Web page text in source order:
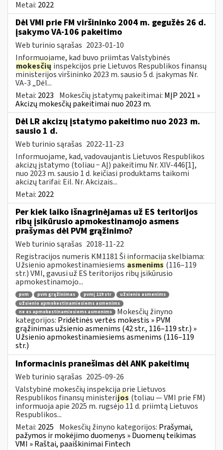
Metai: 2022
Dėl VMI prie FM viršininko 2004 m. gegužės 26 d.
įsakymo VA-106 pakeitimo
Web turinio sąrašas 2023-01-10
Informuojame, kad buvo priimtas Valstybinės
mokesčių inspekcijos prie Lietuvos Respublikos finansų
ministerijos viršininko 2023 m. sausio 5 d. įsakymas Nr.
VA-3 „Dėl...
Metai: 2023 Mokesčių įstatymų pakeitimai: MĮP 2021 »
Akcizų mokesčių pakeitimai nuo 2023 m.
Dėl LR akcizų įstatymo pakeitimo nuo 2023 m.
sausio 1 d.
Web turinio sąrašas 2022-11-23
Informuojame, kad, vadovaujantis Lietuvos Respublikos
akcizų įstatymo (toliau − AĮ) pakeitimu Nr. XIV-446[1],
nuo 2023 m. sausio 1 d. keičiasi produktams taikomi
akcizų tarifai: Eil. Nr. Akcizais...
Metai: 2022
Per kiek laiko išnagrinėjamas už ES teritorijos
ribų įsikūrusio apmokestinamojo asmens
prašymas dėl PVM grąžinimo?
Web turinio sąrašas 2018-11-22
Registracijos numeris KM1181 Ši informacija skelbiama:
Užsienio apmokestinamiesiems asmenims (116–119
str.) VMI, gavusi už ES teritorijos ribų įsikūrusio
apmokestinamojo...
pvm pvm grąžinimas pvmį 119 str
užsienio asmenims
užsienio apmokestinamiesiems asmenims
ne es apmokestinamiesiems asmenims
Mokesčių žinyno
kategorijos: Pridėtinės vertės mokestis » PVM
grąžinimas užsienio asmenims (42 str., 116–119 str.) »
Užsienio apmokestinamiesiems asmenims (116–119
str.)
Informacinis pranešimas dėl ANK pakeitimų
Web turinio sąrašas 2025-09-26
Valstybinė mokesčių inspekcija prie Lietuvos
Respublikos finansų ministerijos (toliau — VMI prie FM)
informuoja apie 2025 m. rugsėjo 11 d. priimtą Lietuvos
Respublikos...
Metai: 2025 Mokesčių žinyno kategorijos: Prašymai,
pažymos ir mokėjimo duomenys » Duomenų teikimas
VMI » Raštai, paaiškinimai Fintech